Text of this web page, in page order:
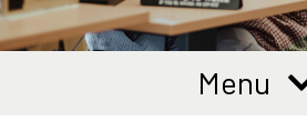
10. KLASSE
Menu